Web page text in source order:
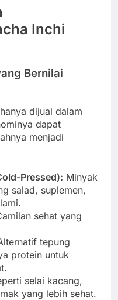
Inchi
Bernilai
dijual dalam
dapat
menjadi
Pressed): Minyak
salad, suplemen,
sehat yang
tepung
protein untuk
selai kacang,
yang lebih sehat.